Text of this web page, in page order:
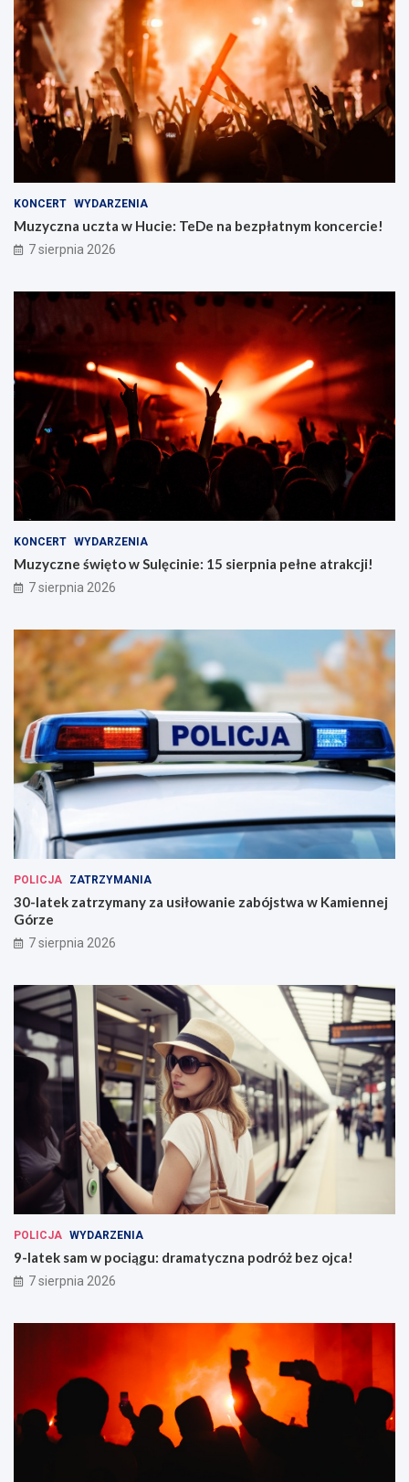
KONCERT WYDARZENIA
Muzyczna uczta w Hucie: TeDe na bezpłatnym koncercie!
7 sierpnia 2026
KONCERT WYDARZENIA
Muzyczne święto w Sulęcinie: 15 sierpnia pełne atrakcji!
7 sierpnia 2026
POLICJA ZATRZYMANIA
30-latek zatrzymany za usiłowanie zabójstwa w Kamiennej
Górze
7 sierpnia 2026
POLICJA WYDARZENIA
9-latek sam w pociągu: dramatyczna podróż bez ojca!
7 sierpnia 2026